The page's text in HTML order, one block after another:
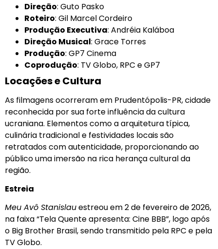
Direção: Guto Pasko
Roteiro: Gil Marcel Cordeiro
Produção Executiva: Andréia Kaláboa
Direção Musical: Grace Torres
Produção: GP7 Cinema
Coprodução: TV Globo, RPC e GP7
Locações e Cultura
As filmagens ocorreram em Prudentópolis-PR, cidade
reconhecida por sua forte influência da cultura
ucraniana. Elementos como a arquitetura típica,
culinária tradicional e festividades locais são
retratados com autenticidade, proporcionando ao
público uma imersão na rica herança cultural da
região.
Estreia
Meu Avô Stanislauestreou em 2 de fevereiro de 2026,
na faixa “Tela Quente apresenta: Cine BBB”, logo após
o Big Brother Brasil, sendo transmitido pela RPC e pela
TV Globo.